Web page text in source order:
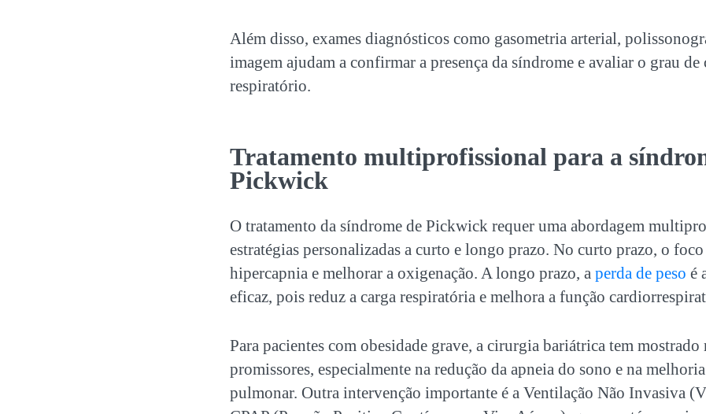
Além disso, exames diagnósticos como gasometria arterial,
imagem ajudam a confirmar a presença da síndrome e avaliar o grau
respiratório.
Tratamento multiprofissional para a
Pickwick
O tratamento da síndrome de Pickwick requer uma abordagem
estratégias personalizadas a curto e longo prazo. No curto prazo, o
hipercapnia e melhorar a oxigenação. A longo prazo, a perda de peso é
eficaz, pois reduz a carga respiratória e melhora a função
Para pacientes com obesidade grave, a cirurgia bariátrica tem mostrado
promissores, especialmente na redução da apneia do sono e na
pulmonar. Outra intervenção importante é a Ventilação Não Invasiva